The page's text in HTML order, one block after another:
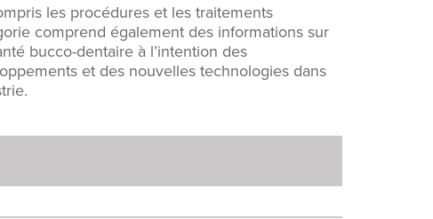
les procédures et les traitements
comprend également des informations sur
bucco-dentaire à l’intention des
et des nouvelles technologies dans